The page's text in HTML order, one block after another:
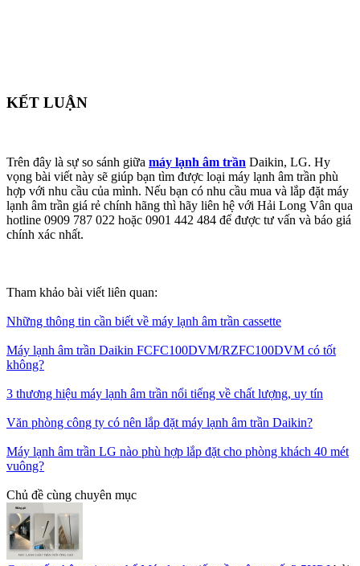
KẾT LUẬN
Trên đây là sự so sánh giữa máy lạnh âm trần Daikin, LG. Hy
vọng bài viết này sẽ giúp bạn tìm được loại máy lạnh âm trần phù
hợp với nhu cầu của mình. Nếu bạn có nhu cầu mua và lắp đặt máy
lạnh âm trần giá rẻ chính hãng thì hãy liên hệ với Hải Long Vân qua
hotline 0909 787 022 hoặc 0901 442 484 để được tư vấn và báo giá
chính xác nhất.
Tham khảo bài viết liên quan:
Những thông tin cần biết về máy lạnh âm trần cassette
Máy lạnh âm trần Daikin FCFC100DVM/RZFC100DVM có tốt
không?
3 thương hiệu máy lạnh âm trần nổi tiếng về chất lượng, uy tín
Văn phòng công ty có nên lắp đặt máy lạnh âm trần Daikin?
Máy lạnh âm trần LG nào phù hợp lắp đặt cho phòng khách 40 mét
vuông?
Chủ đề cùng chuyên mục